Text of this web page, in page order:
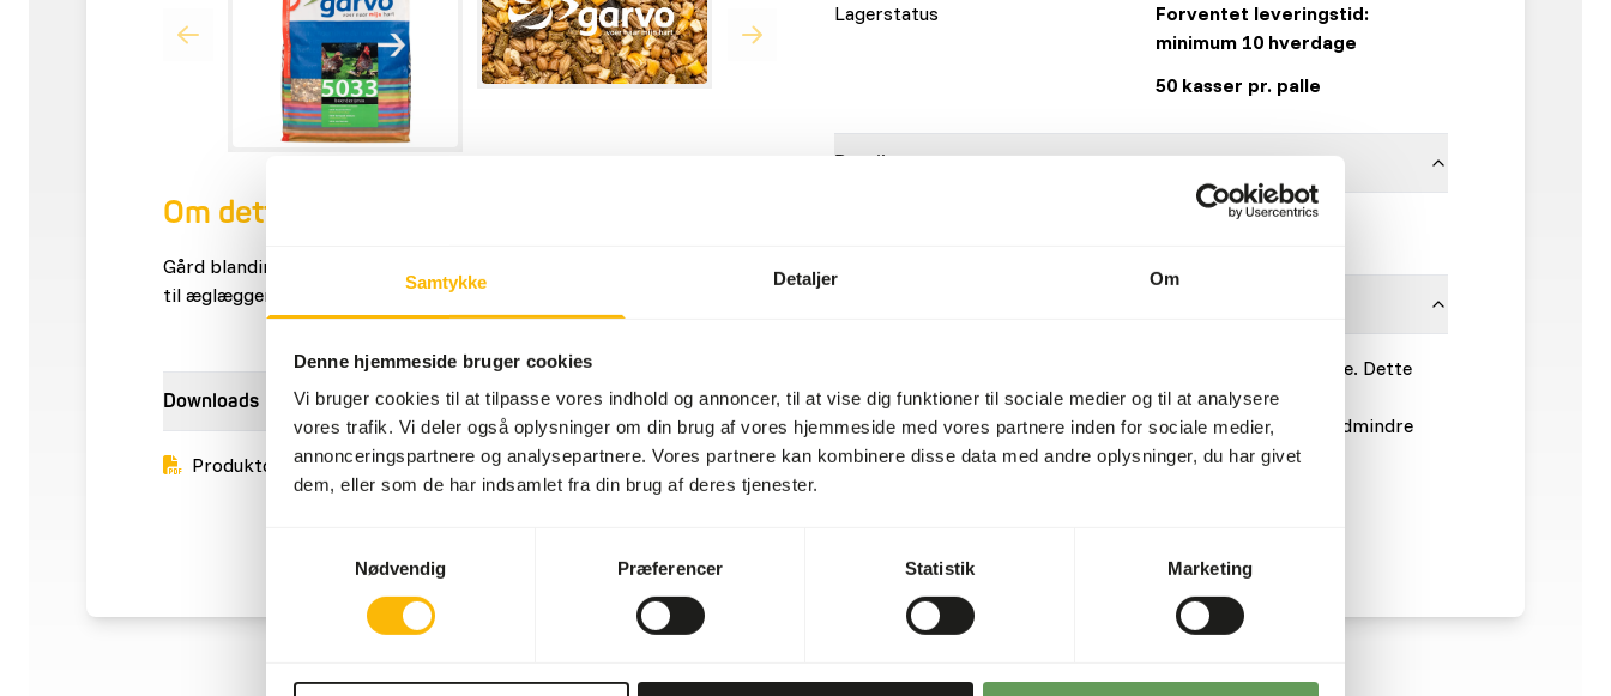
Samtykke Detaljer Om
Denne hjemmeside bruger cookies
Vi bruger cookies til at tilpasse vores indhold og annoncer, til at vise dig funktioner til sociale medier og til at analysere
vores trafik. Vi deler også oplysninger om din brug af vores hjemmeside med vores partnere inden for sociale medier,
annonceringspartnere og analysepartnere. Vores partnere kan kombinere disse data med andre oplysninger, du har givet
dem, eller som de har indsamlet fra din brug af deres tjenester.
Nødvendig
Præferencer Statistik Marketing
Om dette produkt
Gård blanding er en komplet blanding af korn, pellets og grus designet
til æglæggende kyllinger og haner med plads til at kradse.
Downloads
Produktdatablad
Lagerstatus
Forventet leveringstid:
minimum 10 hverdage
50 kasser pr. palle
Detaljer
• Giv frisk foder dagligt, ikke mere end kyllingerne kan spise. Dette
forhindrer selektiv spiseadfærd.
• Sørg for, at der altid er nok mavegrus og kyllingegrus, medmindre
kyllingegrus er i det samlede foder.